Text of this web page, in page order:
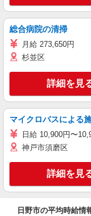
総合病院の清掃
月給 273,650円
杉並区
詳細を見
マイクロバスによる
日給 10,900円〜
神戸市須磨区
詳細を見
日野市の平均時給情